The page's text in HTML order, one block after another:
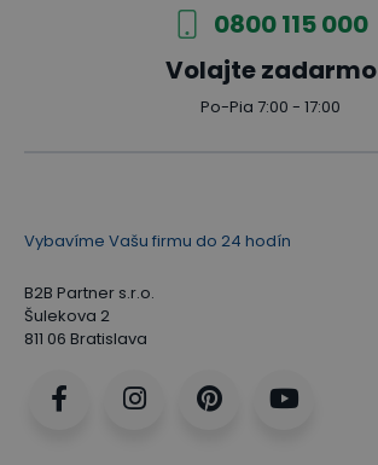
0800 115 000
Volajte zadarmo
Po-Pia 7:00 - 17:00
Vybavíme Vašu firmu do 24 hodín
B2B Partner s.r.o.
Šulekova 2
811 06 Bratislava